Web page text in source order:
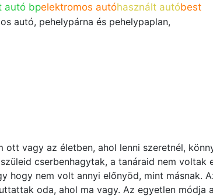
autó bpelektromos autóhasznált autóbest
autó, pehelypárna és pehelypaplan,
vagy az életben, ahol lenni szeretnél,
cserbenhagytak, a tanáraid nem voltak
hogy nem volt annyi előnyöd, mint másnak.
oda, ahol ma vagy. Az egyetlen módja a